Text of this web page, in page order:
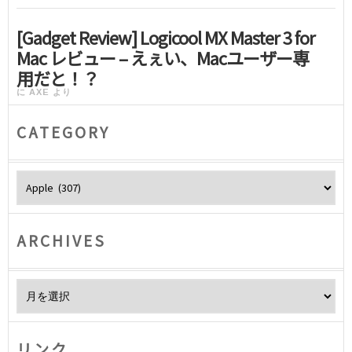
[Gadget Review] Logicool MX Master 3 for
Mac レビュー – えぇい、Macユーザー専
用だと！？
に AXE より
CATEGORY
ARCHIVES